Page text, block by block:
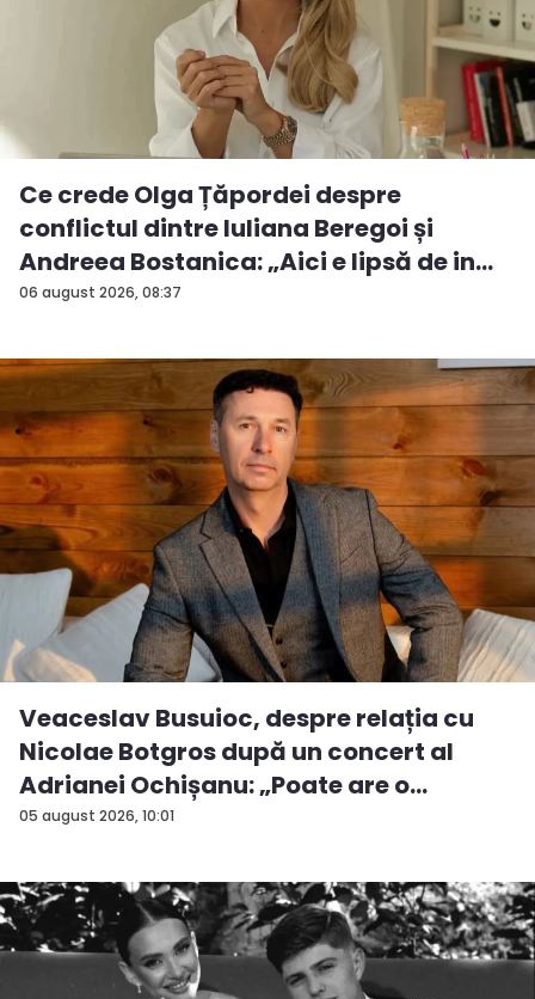
06 august 2026, 08:37
Ce crede Olga Țăpordei despre
conflictul dintre Iuliana Beregoi și
Andreea Bostanica: „Aici e lipsă de in...
05 august 2026, 10:01
Veaceslav Busuioc, despre relația cu
Nicolae Botgros după un concert al
Adrianei Ochișanu: „Poate are o
supăra...